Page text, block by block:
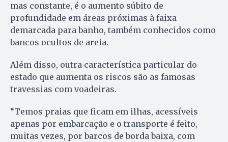
mas constante, é o aumento súbito de
profundidade em áreas próximas à faixa
demarcada para banho, também conhecidos como
bancos ocultos de areia.
Além disso, outra característica particular do
estado que aumenta os riscos são as famosas
travessias com voadeiras.
“Temos praias que ficam em ilhas, acessíveis
apenas por embarcação e o transporte é feito,
muitas vezes, por barcos de borda baixa, com